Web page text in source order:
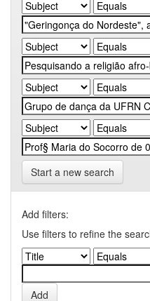
Start a new search
Add filters:
Use filters to refine the